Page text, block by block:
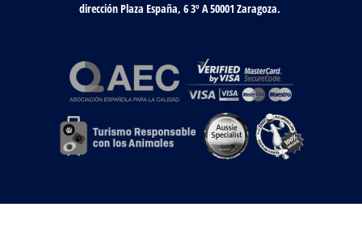
dirección Plaza España, 6 3º A 50001 Zaragoza.